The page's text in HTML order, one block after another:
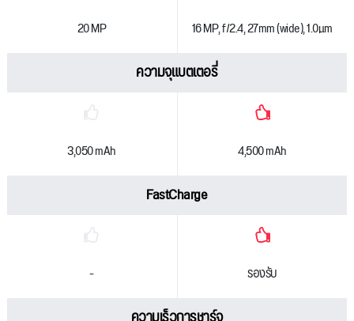
20 MP 16 MP, f/2.4, 27mm (wide), 1.0µm
ความจุแบตเตอรี่
3,050 mAh 4,500 mAh
FastCharge
- รองรับ